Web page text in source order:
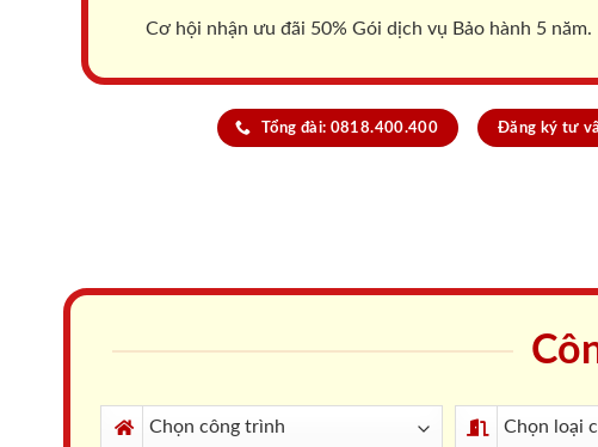
Cơ hội nhận ưu đãi 50% Gói dịch vụ Bảo hành 5 năm.
Tổng đài: 0818.400.400 Đăng ký tư